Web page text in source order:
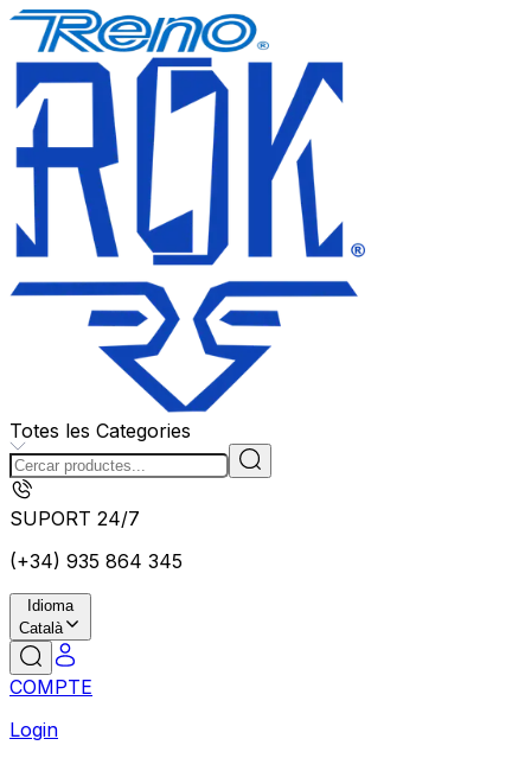
Totes les Categories
SUPORT 24/7
(+34) 935 864 345
Idioma
Català
COMPTE
Login